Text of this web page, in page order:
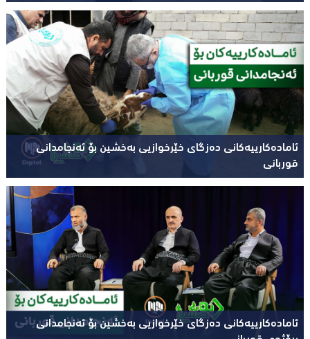
ئامادەکارییەکانی دەزگای خێرخوازیی بەخشین بۆ ئەنجامدانی
قوربانی
ئامادەکارییەکانی دەزگای خێرخوازیی بەخشین بۆ ئەنجامدانی